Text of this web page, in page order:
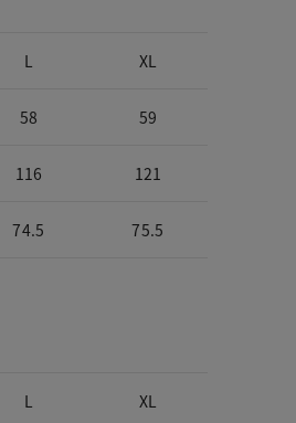
L XL
58 59
116 121
74.5 75.5
L XL